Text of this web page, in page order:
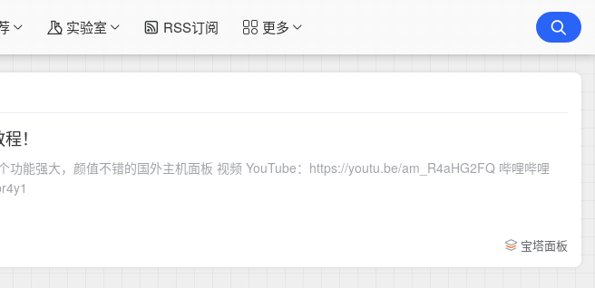
实验室 RSS订阅 更多
！
能强大，颜值不错的国外主机面板 视频 YouTube：https://youtu.be/am_R4aHG2FQ 哔哩哔哩
宝塔面板